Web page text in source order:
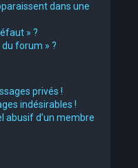
dans une
» ?
du forum » ?
privés !
indésirables !
abusif d’un membre